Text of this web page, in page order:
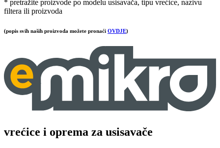
* pretražite proizvode po modelu usisavača, tipu vrećice, nazivu
filtera ili proizvoda
(popis svih naših proizvoda možete pronaći OVDJE)
vrećice i oprema za usisavače